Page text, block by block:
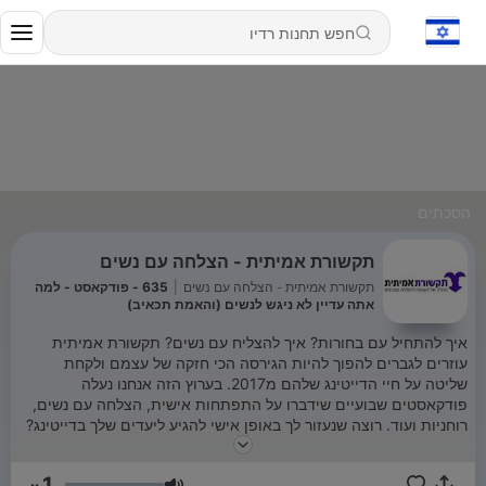
תקשורת אמיתית - הצלחה עם נשים
תקשורת אמיתית - הצלחה עם נשים
635 - פודקאסט - למה
אתה עדיין לא ניגש לנשים (והאמת תכאיב)
איך להתחיל עם בחורות? איך להצליח עם נשים? תקשורת אמיתית
עוזרים לגברים להפוך להיות הגירסה הכי חזקה של עצמם ולקחת
שליטה על חיי הדייטינג שלהם מ2017. בערוץ הזה אנחנו נעלה
פודקאסטים שבועיים שידברו על התפתחות אישית, הצלחה עם נשים,
רוחניות ועוד. רוצה שנעזור לך באופן אישי להגיע ליעדים שלך בדייטינג?
לשיריון שיחת ייעוץ והתאמה לעבודה איתנו בחינם: